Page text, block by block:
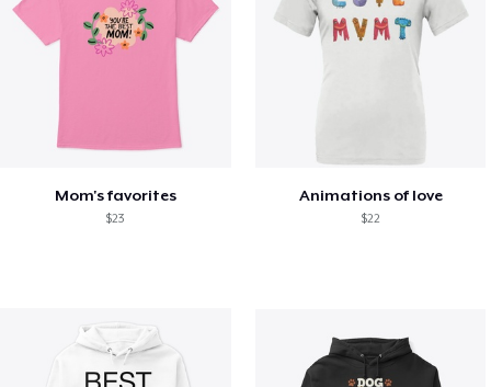
Mom's favorites
$23
Animations of love
$22